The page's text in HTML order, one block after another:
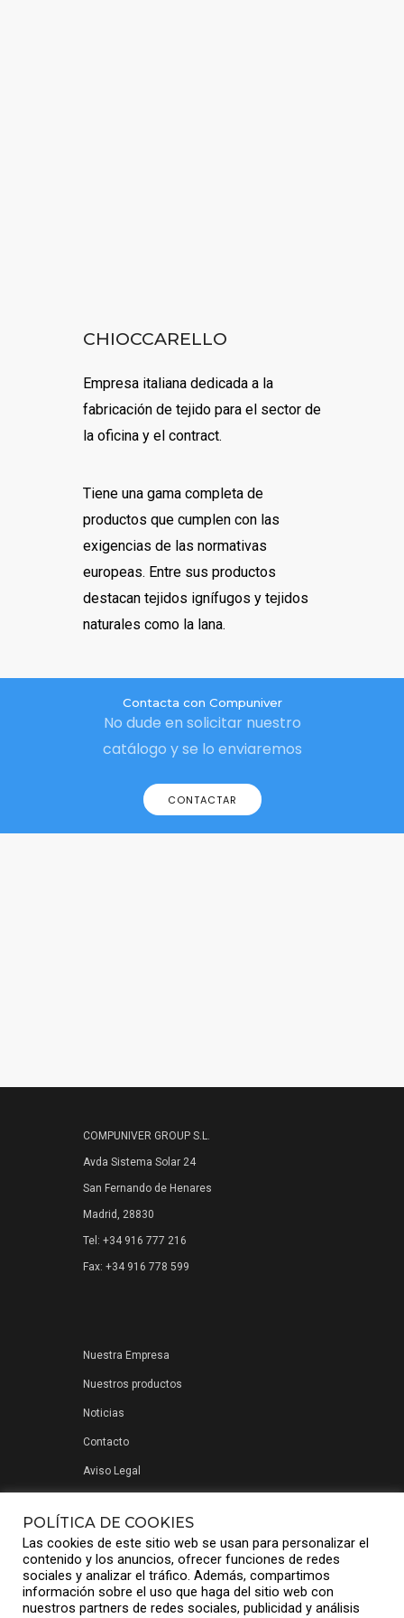
CHIOCCARELLO
Empresa italiana dedicada a la
fabricación de tejido para el sector de
la oficina y el contract.
Tiene una gama completa de
productos que cumplen con las
exigencias de las normativas
europeas. Entre sus productos
destacan tejidos ignífugos y tejidos
naturales como la lana.
Contacta con Compuniver
No dude en solicitar nuestro
catálogo y se lo enviaremos
CONTACTAR
COMPUNIVER GROUP S.L.
Avda Sistema Solar 24
San Fernando de Henares
Madrid, 28830
Tel: +34 916 777 216
Fax: +34 916 778 599
Nuestra Empresa
Nuestros productos
Noticias
Contacto
Aviso Legal
POLÍTICA DE COOKIES
Las cookies de este sitio web se usan para personalizar el
contenido y los anuncios, ofrecer funciones de redes
sociales y analizar el tráfico. Además, compartimos
información sobre el uso que haga del sitio web con
nuestros partners de redes sociales, publicidad y análisis